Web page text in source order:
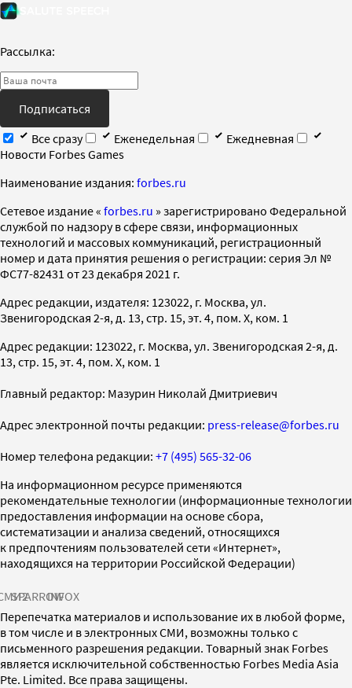
Рассылка:
Подписаться
Все сразу
Еженедельная
Ежедневная
Новости Forbes Games
Наименование издания: forbes.ru
Cетевое издание « forbes.ru » зарегистрировано Федеральной
службой по надзору в сфере связи, информационных
технологий и массовых коммуникаций, регистрационный
номер и дата принятия решения о регистрации: серия Эл №
ФС77-82431 от 23 декабря 2021 г.
Адрес редакции, издателя: 123022, г. Москва, ул.
Звенигородская 2-я, д. 13, стр. 15, эт. 4, пом. X, ком. 1
Адрес редакции: 123022, г. Москва, ул. Звенигородская 2-я, д.
13, стр. 15, эт. 4, пом. X, ком. 1
Главный редактор: Мазурин Николай Дмитриевич
Адрес электронной почты редакции: press-release@forbes.ru
Номер телефона редакции: +7 (495) 565-32-06
На информационном ресурсе применяются
рекомендательные технологии (информационные технологии
предоставления информации на основе сбора,
систематизации и анализа сведений, относящихся
к предпочтениям пользователей сети «Интернет»,
находящихся на территории Российской Федерации)
SPARROWINFOX
Перепечатка материалов и использование их в любой форме,
в том числе и в электронных СМИ, возможны только с
письменного разрешения редакции. Товарный знак Forbes
является исключительной собственностью Forbes Media Asia
Pte. Limited. Все права защищены.